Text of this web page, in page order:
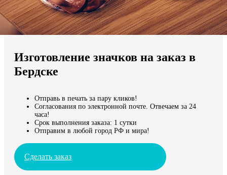
Мы доставляем по всему миру
Продолжить без города
Изготовление значков на заказ в
Бердске
Отправь в печать за пару кликов!
Согласования по электронной почте. Отвечаем за 24
часа!
Срок выполнения заказа: 1 сутки
Отправим в любой город РФ и мира!
Сделать заказ